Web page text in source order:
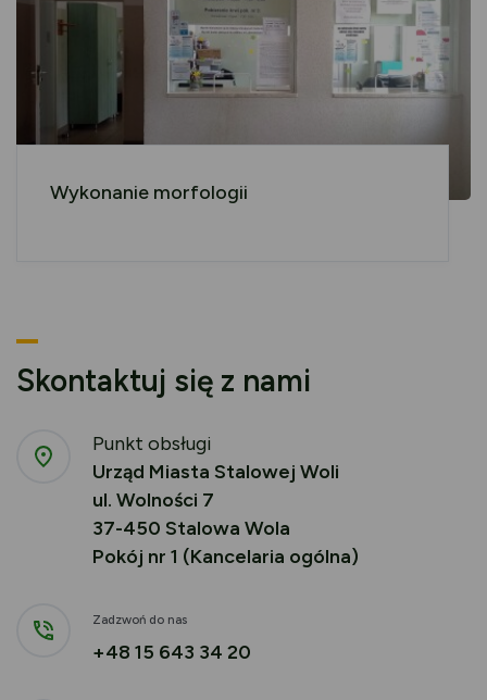
Wykonanie morfologii
Skontaktuj się z nami
Punkt obsługi
Urząd Miasta Stalowej Woli
ul. Wolności 7
37-450 Stalowa Wola
Pokój nr 1 (Kancelaria ogólna)
Zadzwoń do nas
+48 15 643 34 20